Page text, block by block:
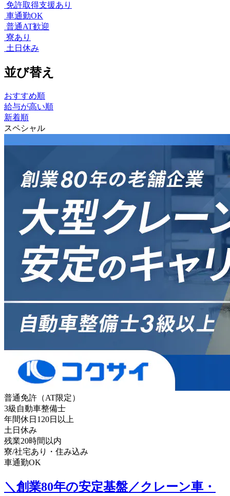
免許取得支援あり
車通勤OK
普通AT歓迎
寮あり
土日休み
並び替え
おすすめ順
給与が高い順
新着順
スペシャル
普通免許（AT限定）
3級自動車整備士
年間休日120日以上
土日休み
残業20時間以内
寮/社宅あり・住み込み
車通勤OK
＼創業80年の安定基盤／クレーン車・